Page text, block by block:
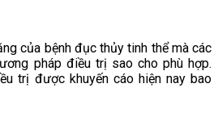
của bệnh đục thủy tinh thể mà các
pháp điều trị sao cho phù hợp.
trị được khuyến cáo hiện nay bao